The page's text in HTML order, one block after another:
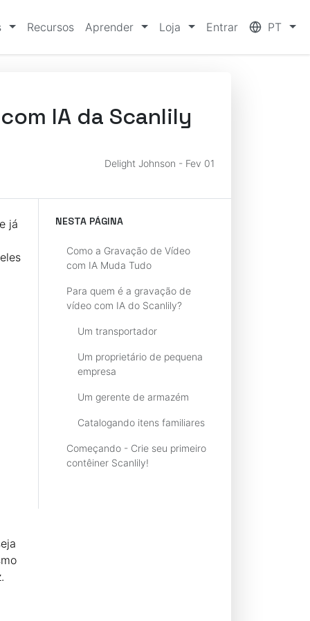
Recursos Aprender Loja Entrar PT
IA da Scanlily
Delight Johnson - Fev 01
já NESTA PÁGINA
Como a Gravação de Vídeo
com IA Muda Tudo
Para quem é a gravação de
vídeo com IA do Scanlily?
Um transportador
Um proprietário de pequena
empresa
Um gerente de armazém
Catalogando itens familiares
Começando - Crie seu primeiro
contêiner Scanlily!